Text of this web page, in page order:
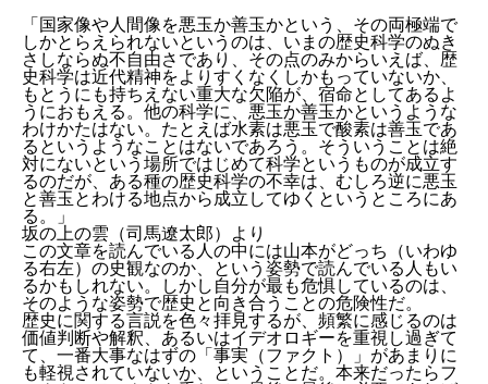
「国家像や人間像を悪玉か善玉かという、その両極端で
しかとらえられないというのは、いまの歴史科学のぬき
さしならぬ不自由さであり、その点のみからいえば、歴
史科学は近代精神をよりすくなくしかもっていないか、
もとうにも持ちえない重大な欠陥が、宿命としてあるよ
うにおもえる。他の科学に、悪玉か善玉かというような
わけかたはない。たとえば水素は悪玉で酸素は善玉であ
るというようなことはないであろう。そういうことは絶
対にないという場所ではじめて科学というものが成立す
るのだが、ある種の歴史科学の不幸は、むしろ逆に悪玉
と善玉とわける地点から成立してゆくというところにあ
る。」
坂の上の雲（司馬遼太郎）より
この文章を読んでいる人の中には山本がどっち（いわゆ
る右左）の史観なのか、という姿勢で読んでいる人もい
るかもしれない。しかし自分が最も危惧しているのは、
そのような姿勢で歴史と向き合うことの危険性だ。
歴史に関する言説を色々拝見するが、頻繁に感じるのは
価値判断や解釈、あるいはイデオロギーを重視し過ぎて
て、一番大事なはずの「事実（ファクト）」があまりに
も軽視されていないか、ということだ。本来だったらフ